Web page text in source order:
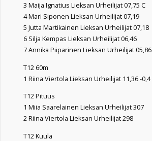
3 Maija Ignatius Lieksan Urheilijat 07,75 C
4 Mari Siponen Lieksan Urheilijat 07,19
5 Jutta Martikainen Lieksan Urheilijat 07,18
6 Silja Kempas Lieksan Urheilijat 06,46
7 Annika Piiparinen Lieksan Urheilijat 05,86
T12 60m
1 Riina Viertola Lieksan Urheilijat 11,36 -0,4
T12 Pituus
1 Miia Saarelainen Lieksan Urheilijat 307
2 Riina Viertola Lieksan Urheilijat 298
T12 Kuula